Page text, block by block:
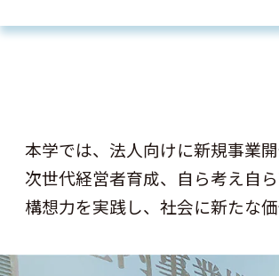
本学では、法人向けに新規事業開
次世代経営者育成、自ら考え自
構想力を実践し、社会に新たな